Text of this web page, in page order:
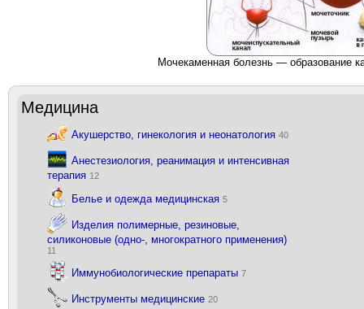
Мочекаменная болезнь — образование
Медицина
Акушерство, гинекология и неонатология 40
Анестезиология, реанимация и интенсивная
терапия 12
Белье и одежда медицинская 5
Изделия полимерные, резиновые,
силиконовые (одно-, многократного применения)
11
Иммунобиологические препараты 7
Инструменты медицинские 20